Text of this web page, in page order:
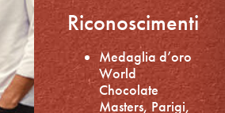
Riconoscimenti
Medaglia d’oro
World
Chocolate
Masters, Parigi,